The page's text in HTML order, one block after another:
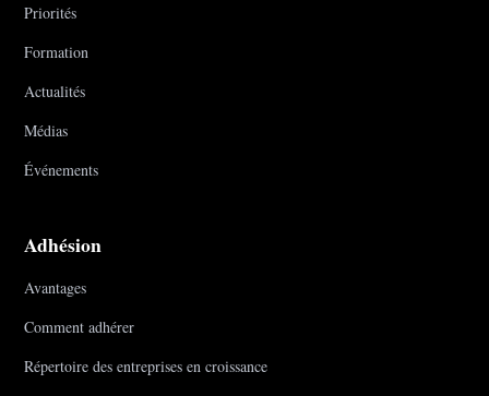
Priorités
Formation
Actualités
Médias
Événements
Adhésion
Avantages
Comment adhérer
Répertoire des entreprises en croissance